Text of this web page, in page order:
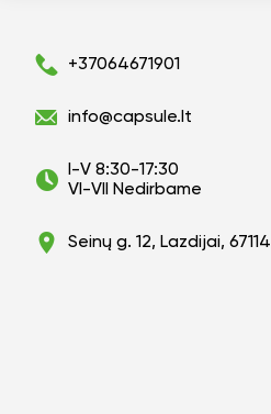
+37064671901
info@capsule.lt
I-V 8:30-17:30
VI-VII Nedirbame
Seinų g. 12, Lazdijai, 67114